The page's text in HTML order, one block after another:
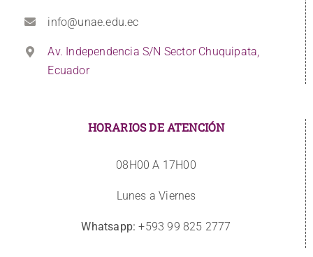
info@unae.edu.ec
Av. Independencia S/N Sector Chuquipata,
Ecuador
HORARIOS DE ATENCIÓN
08H00 A 17H00
Lunes a Viernes
Whatsapp: +593 99 825 2777